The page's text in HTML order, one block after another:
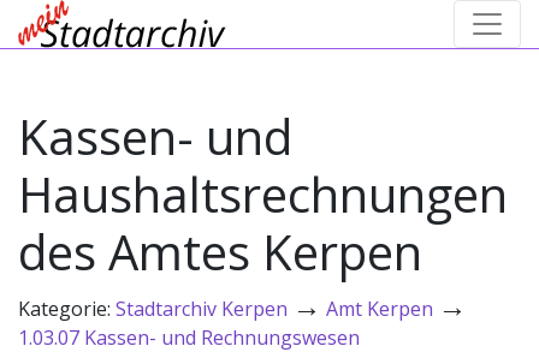
Kassen- und
Haushaltsrechnungen
des Amtes Kerpen
Kategorie: Stadtarchiv Kerpen → Amt Kerpen →
1.03.07 Kassen- und Rechnungswesen